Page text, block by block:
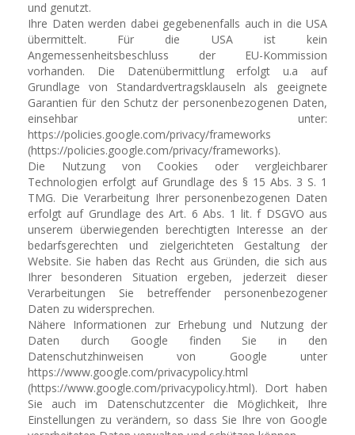
und genutzt.
Ihre Daten werden dabei gegebenenfalls auch in die USA
übermittelt. Für die USA ist kein
Angemessenheitsbeschluss der EU-Kommission
vorhanden. Die Datenübermittlung erfolgt u.a auf
Grundlage von Standardvertragsklauseln als geeignete
Garantien für den Schutz der personenbezogenen Daten,
einsehbar unter:
https://policies.google.com/privacy/frameworks
(https://policies.google.com/privacy/frameworks).
Die Nutzung von Cookies oder vergleichbarer
Technologien erfolgt auf Grundlage des § 15 Abs. 3 S. 1
TMG. Die Verarbeitung Ihrer personenbezogenen Daten
erfolgt auf Grundlage des Art. 6 Abs. 1 lit. f DSGVO aus
unserem überwiegenden berechtigten Interesse an der
bedarfsgerechten und zielgerichteten Gestaltung der
Website. Sie haben das Recht aus Gründen, die sich aus
Ihrer besonderen Situation ergeben, jederzeit dieser
Verarbeitungen Sie betreffender personenbezogener
Daten zu widersprechen.
Nähere Informationen zur Erhebung und Nutzung der
Daten durch Google finden Sie in den
Datenschutzhinweisen von Google unter
https://www.google.com/privacypolicy.html
(https://www.google.com/privacypolicy.html). Dort haben
Sie auch im Datenschutzcenter die Möglichkeit, Ihre
Einstellungen zu verändern, so dass Sie Ihre von Google